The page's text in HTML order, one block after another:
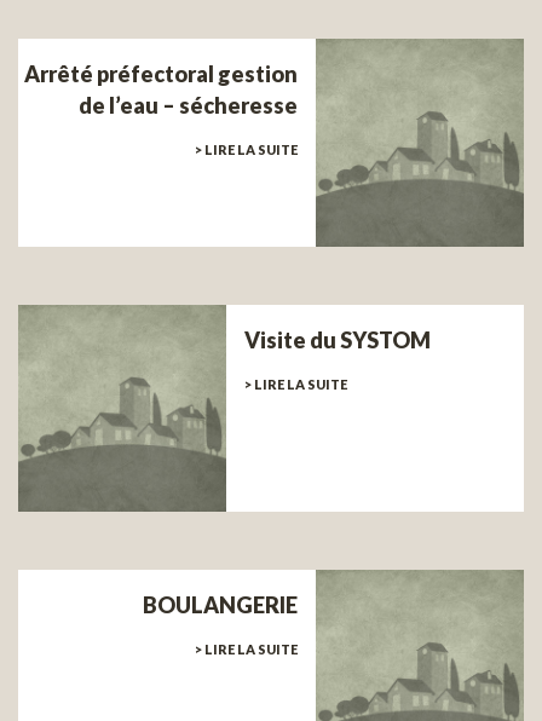
Arrêté préfectoral gestion
de l’eau – sécheresse
> LIRE LA SUITE
Visite du SYSTOM
> LIRE LA SUITE
BOULANGERIE
> LIRE LA SUITE